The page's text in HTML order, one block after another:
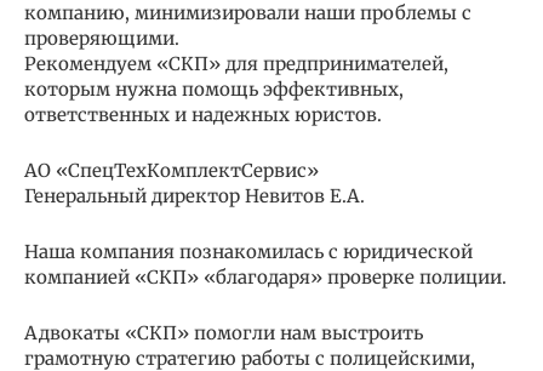
компанию, минимизировали наши проблемы с
проверяющими.
Рекомендуем «СКП» для предпринимателей,
которым нужна помощь эффективных,
ответственных и надежных юристов.
АО «СпецТехКомплектСервис»
Генеральный директор Невитов Е.А.
Наша компания познакомилась с юридической
компанией «СКП» «благодаря» проверке полиции.
Адвокаты «СКП» помогли нам выстроить
грамотную стратегию работы с полицейскими,